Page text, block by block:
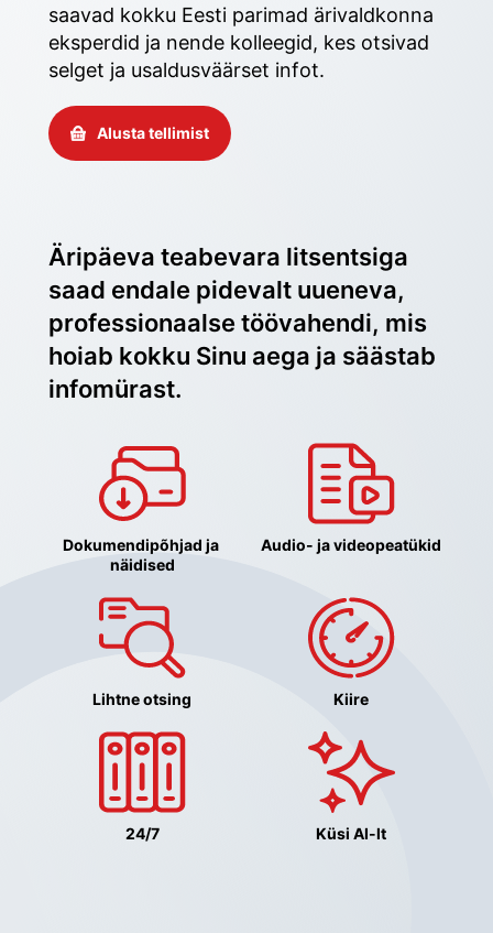
saavad kokku Eesti parimad ärivaldkonna
eksperdid ja nende kolleegid, kes otsivad
selget ja usaldusväärset infot.
Alusta tellimist
Äripäeva teabevara litsentsiga
saad endale pidevalt uueneva,
professionaalse töövahendi, mis
hoiab kokku Sinu aega ja säästab
infomürast.
Dokumendipõhjad ja
näidised
Audio- ja videopeatükid
Lihtne otsing Kiire
24/7 Küsi AI-lt